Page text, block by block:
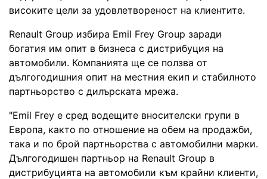
високите цели за удовлетвореност на клиентите.
Renault Group избира Emil Frey Group заради
богатия им опит в бизнеса с дистрибуция на
автомобили. Компанията ще се ползва от
дългогодишния опит на местния екип и стабилното
партньорство с дилърската мрежа.
"Emil Frey е сред водещите вносителски групи в
Европа, както по отношение на обем на продажби,
така и по брой партньорства с автомобилни марки.
Дългогодишен партньор на Renault Group в
дистрибуцията на автомобили към крайни клиенти,